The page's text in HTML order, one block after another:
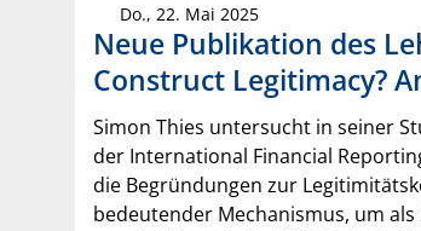
Do., 22. Mai 2025
Neue Publikation des
Construct Legitimacy?
Simon Thies untersucht in seiner
der International Financial
die Begründungen zur
bedeutender Mechanismus, um